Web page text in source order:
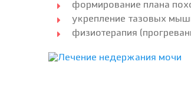
формирование плана
укрепление тазовых
физиотерапия